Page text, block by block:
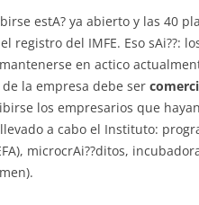
estA? ya abierto y las 40
registro del IMFE. Eso sAi??:
en actico
la empresa debe ser
los empresarios que
a cabo el Instituto:
microcrAi??ditos,